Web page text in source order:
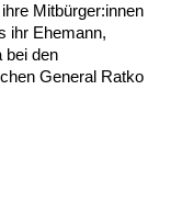
Mitbürger:innen
ihr Ehemann,
bei den
General Ratko